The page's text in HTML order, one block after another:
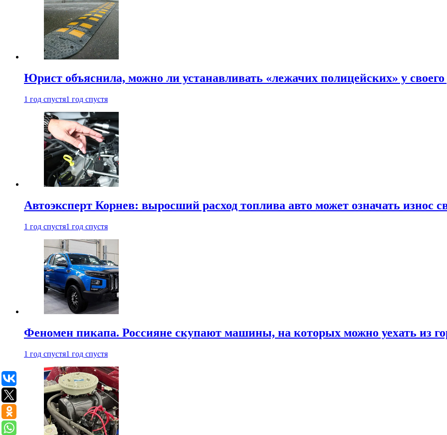
Юрист объяснила, можно ли устанавливать «лежачих полицейских» у
1 год спустя1 год спустя
Автоэксперт Корнев: выросший расход топлива авто может означать износ
1 год спустя1 год спустя
Феномен пикапа. Россияне скупают машины, на которых можно уехать из
1 год спустя1 год спустя